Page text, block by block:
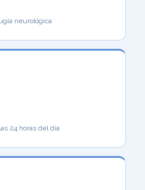
neurológica
24 horas del día